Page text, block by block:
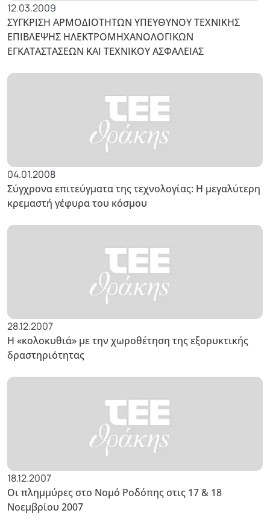
12.03.2009
ΣΥΓΚΡΙΣΗ ΑΡΜΟΔΙΟΤΗΤΩΝ ΥΠΕΥΘΥΝΟΥ ΤΕΧΝΙΚΗΣ
ΕΠΙΒΛΕΨΗΣ ΗΛΕΚΤΡΟΜΗΧΑΝΟΛΟΓΙΚΩΝ
ΕΓΚΑΤΑΣΤΑΣΕΩΝ ΚΑΙ ΤΕΧΝΙΚΟΥ ΑΣΦΑΛΕΙΑΣ
04.01.2008
Σύγχρονα επιτεύγματα της τεχνολογίας: Η μεγαλύτερη
κρεμαστή γέφυρα του κόσμου
28.12.2007
Η «κολοκυθιά» με την χωροθέτηση της εξορυκτικής
δραστηριότητας
18.12.2007
Οι πλημμύρες στο Νομό Ροδόπης στις 17 & 18
Νοεμβρίου 2007